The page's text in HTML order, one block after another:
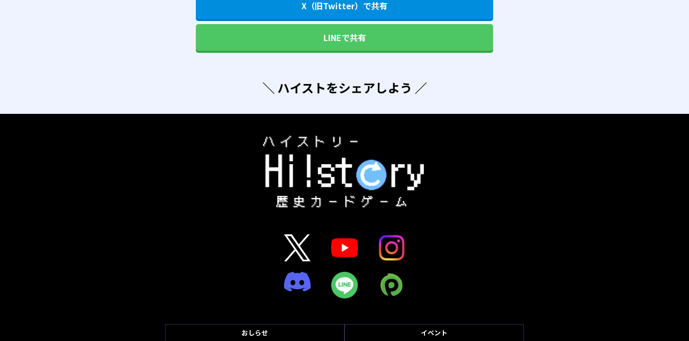
X（旧Twitter）で共有
LINEで共有
＼ ハイストをシェアしよう ／
おしらせ
イベント